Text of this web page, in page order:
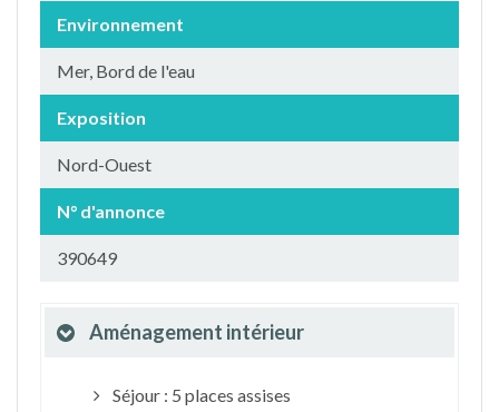
Environnement
Mer, Bord de l'eau
Exposition
Nord-Ouest
N° d'annonce
390649
Aménagement intérieur
Séjour : 5 places assises